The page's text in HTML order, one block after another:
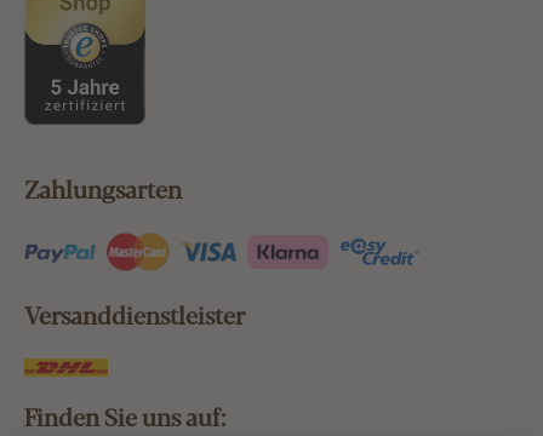
Zahlungsarten
Versanddienstleister
Finden Sie uns auf: